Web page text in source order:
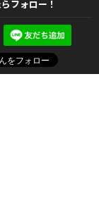
フォロー！